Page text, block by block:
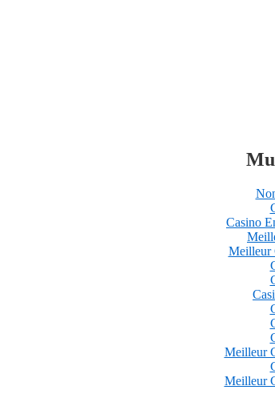
Casino
Meilleur
Meilleur
Meilleur